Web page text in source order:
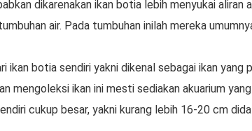
dikarenakan ikan botia lebih menyukai aliran
air. Pada tumbuhan inilah mereka
ikan botia sendiri yakni dikenal sebagai ikan yang
mengoleksi ikan ini mesti sediakan akuarium
cukup besar, yakni kurang lebih 16-20 cm